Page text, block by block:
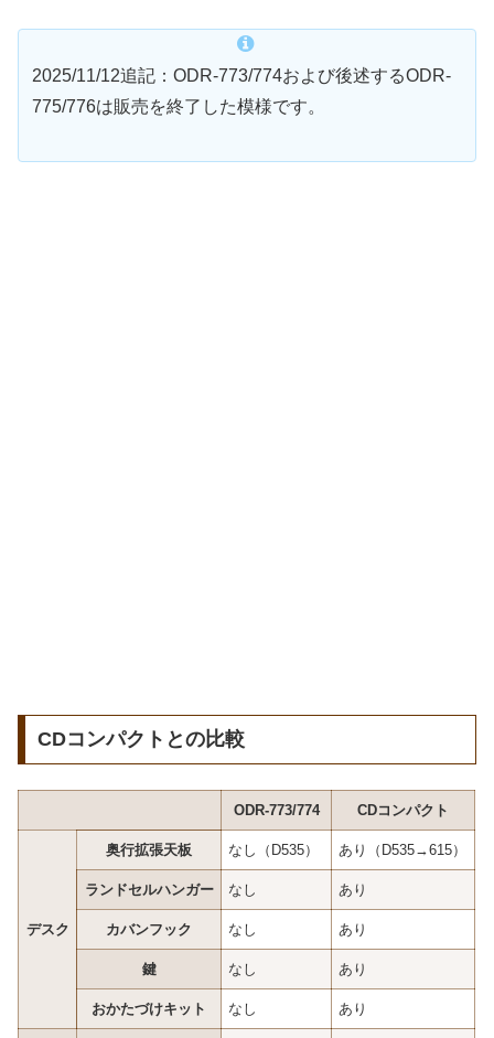
2025/11/12追記：ODR-773/774および後述するODR-
775/776は販売を終了した模様です。
CDコンパクトとの比較
ODR-773/774 CDコンパクト
デスク
奥行拡張天板 なし（D535） あり（D535→615）
ランドセルハンガー なし あり
カバンフック なし あり
鍵 なし あり
おかたづけキット なし あり